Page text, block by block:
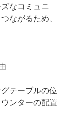
なコミュニ
ながるため、
テーブルの位
ンターの配置